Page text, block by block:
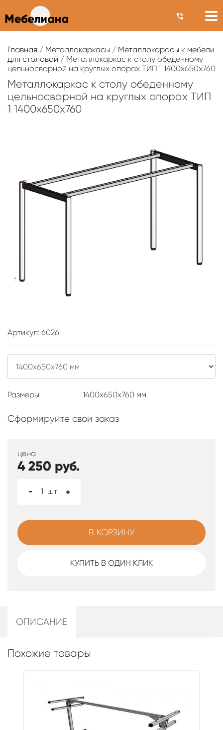
Главная / Металлокаркасы / Металлокарасы к мебели
для столовой / Металлокаркас к столу обеденному
цельносварной на круглых опорах ТИП 1 1400х650х760
Металлокаркас к столу обеденному
цельносварной на круглых опорах ТИП
1 1400х650х760
Артикул: 6026
Размеры 1400x650x760 мм
Сформируйте свой заказ
цена
4 250 руб.
- 1 шт +
В КОРЗИНУ
КУПИТЬ В ОДИН КЛИК
ОПИСАНИЕ
Похожие товары